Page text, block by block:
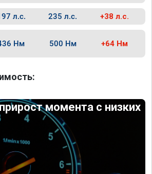
л.с. 235 л.с. +38 л.с.
Нм 500 Нм +64 Нм
момента с низких